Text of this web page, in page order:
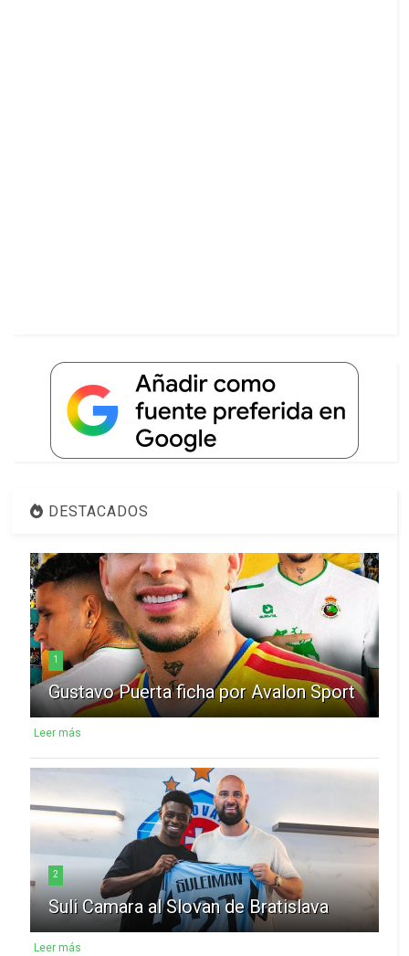
DESTACADOS
1
Gustavo Puerta ficha por Avalon Sport
Leer más
2
Suli Camara al Slovan de Bratislava
Leer más